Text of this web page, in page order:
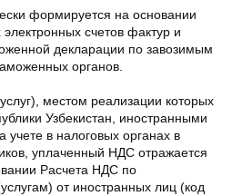
формируется на основании
счетов фактур и
декларации по завозимым
органов.
местом реализации которых
Узбекистан, иностранными
в налоговых органах в
уплаченный НДС отражается
Расчета НДС по
от иностранных лиц (код